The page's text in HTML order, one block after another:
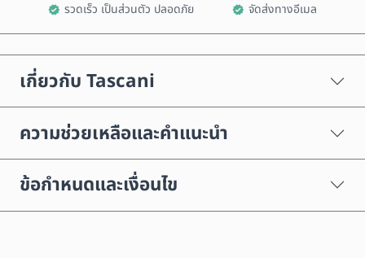
รวดเร็ว เป็นส่วนตัว ปลอดภัย จัดส่งทางอีเมล
เกี่ยวกับ Tascani
ความช่วยเหลือและคำแนะนำ
ข้อกำหนดและเงื่อนไข